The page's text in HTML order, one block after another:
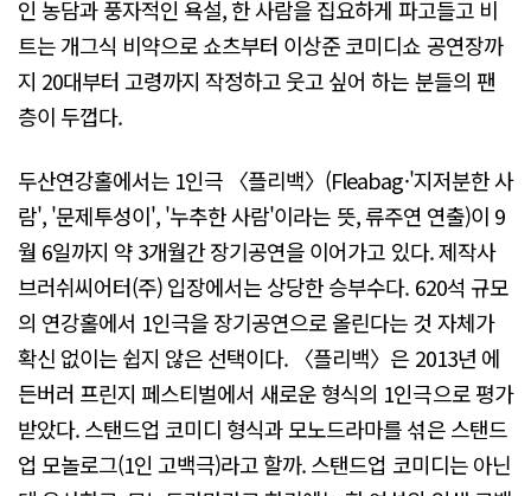
인 농담과 풍자적인 욕설, 한 사람을 집요하게 파고들고 비
트는 개그식 비약으로 쇼츠부터 이상준 코미디쇼 공연장까
지 20대부터 고령까지 작정하고 웃고 싶어 하는 분들의 팬
층이 두껍다.
두산연강홀에서는 1인극 〈플리백〉(Fleabag·'지저분한 사
람', '문제투성이', '누추한 사람'이라는 뜻, 류주연 연출)이 9
월 6일까지 약 3개월간 장기공연을 이어가고 있다. 제작사
브러쉬씨어터(주) 입장에서는 상당한 승부수다. 620석 규모
의 연강홀에서 1인극을 장기공연으로 올린다는 것 자체가
확신 없이는 쉽지 않은 선택이다. 〈플리백〉은 2013년 에
든버러 프린지 페스티벌에서 새로운 형식의 1인극으로 평가
받았다. 스탠드업 코미디 형식과 모노드라마를 섞은 스탠드
업 모놀로그(1인 고백극)라고 할까. 스탠드업 코미디는 아닌